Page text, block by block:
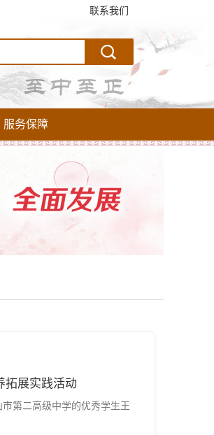
联系我们
服务保障
学科素养拓展实践活动
第二高级中学的优秀学生王